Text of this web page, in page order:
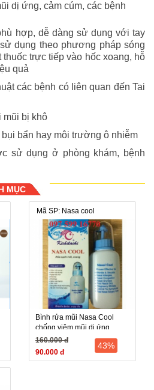
dị ứng, cảm cúm, các bệnh
hợp, dễ dàng sử dụng với tay
dụng theo phương pháp sóng
trực tiếp vào hốc xoang, hỗ
quả
các bệnh có liên quan đến Tai
mũi bị khô
bẩn hay môi trường ô nhiễm
sử dụng ở phòng khám, bệnh
MỤC
Mã SP: Nasa cool
Bình rửa mũi Nasa Cool
chống viêm mũi dị ứng
160.000 đ
90.000 đ
43%